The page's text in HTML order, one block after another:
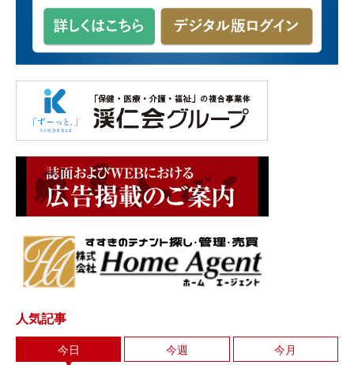
人気記事
今日 今週 今月